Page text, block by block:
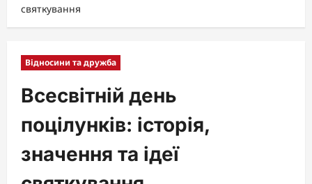
святкування
Відносини та дружба
Всесвітній день
поцілунків: історія,
значення та ідеї